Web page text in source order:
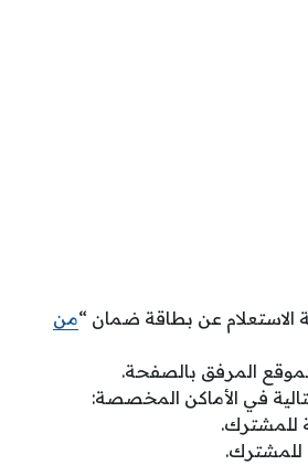
الاستعلام عن بطاقة ضمان “من
المرفق بالصفحة.
في الأماكن المخصصة:
للمشترك.
للمشترك.